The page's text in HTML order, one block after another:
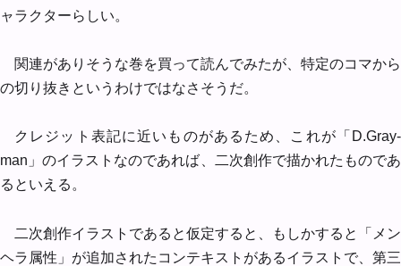
ャラクターらしい。
関連がありそうな巻を買って読んでみたが、特定のコマから
の切り抜きというわけではなさそうだ。
クレジット表記に近いものがあるため、これが「D.Gray-
man」のイラストなのであれば、二次創作で描かれたものであ
るといえる。
二次創作イラストであると仮定すると、もしかすると「メン
ヘラ属性」が追加されたコンテキストがあるイラストで、第三